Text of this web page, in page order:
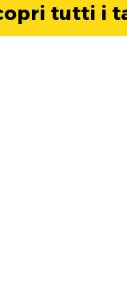
tutti i